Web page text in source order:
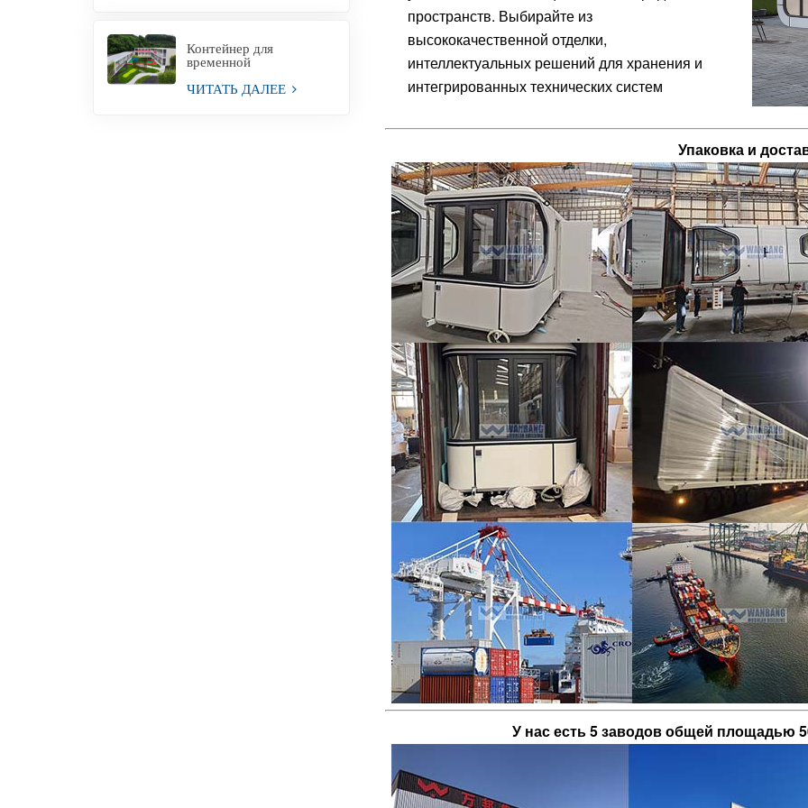
Контейнер для
временной
строительной площадки
для офиса
ЧИТАТЬ ДАЛЕЕ
пространств. Выбирайте из
высококачественной отделки,
интеллектуальных решений для хранения и
интегрированных технических систем
Упаковка и
У нас есть 5 заводов общей площадью